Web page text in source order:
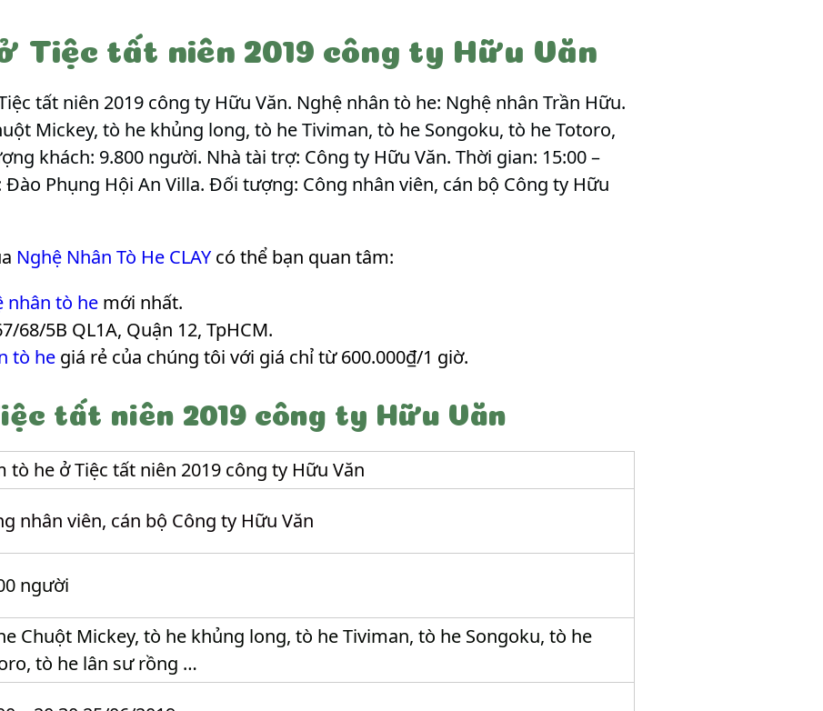
Tiệc tất niên 2019 công ty Hữu Văn
tất niên 2019 công ty Hữu Văn. Nghệ nhân tò he: Nghệ nhân Trần Hữu.
Mickey, tò he khủng long, tò he Tiviman, tò he Songoku, tò he Totoro,
khách: 9.800 người. Nhà tài trợ: Công ty Hữu Văn. Thời gian: 15:00 –
Đào Phụng Hội An Villa. Đối tượng: Công nhân viên, cán bộ Công ty Hữu
Nghệ Nhân Tò He CLAY có thể bạn quan tâm:
nhân tò he mới nhất.
68/5B QL1A, Quận 12, TpHCM.
tò he giá rẻ của chúng tôi với giá chỉ từ 600.000₫/1 giờ.
tất niên 2019 công ty Hữu Văn
tò he ở Tiệc tất niên 2019 công ty Hữu Văn
nhân viên, cán bộ Công ty Hữu Văn
người
Chuột Mickey, tò he khủng long, tò he Tiviman, tò he Songoku, tò he
tò he lân sư rồng …